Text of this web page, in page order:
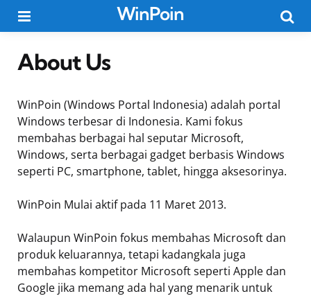
WinPoin
About Us
WinPoin (Windows Portal Indonesia) adalah portal
Windows terbesar di Indonesia. Kami fokus
membahas berbagai hal seputar Microsoft,
Windows, serta berbagai gadget berbasis Windows
seperti PC, smartphone, tablet, hingga aksesorinya.
WinPoin Mulai aktif pada 11 Maret 2013.
Walaupun WinPoin fokus membahas Microsoft dan
produk keluarannya, tetapi kadangkala juga
membahas kompetitor Microsoft seperti Apple dan
Google jika memang ada hal yang menarik untuk